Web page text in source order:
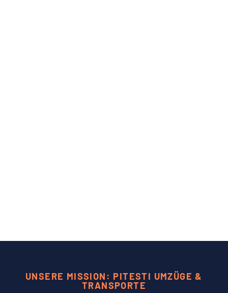
UNSERE MISSION: PITESTI UMZÜGE &
TRANSPORTE